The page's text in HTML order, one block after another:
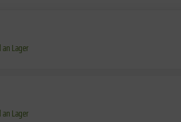
Lager
Lager